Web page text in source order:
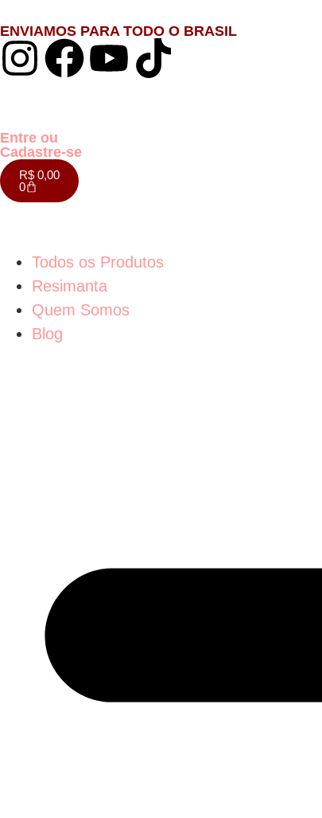
ENVIAMOS PARA TODO O BRASIL
Entre ou
Cadastre-se
R$ 0,00
0
Todos os Produtos
Resimanta
Quem Somos
Blog